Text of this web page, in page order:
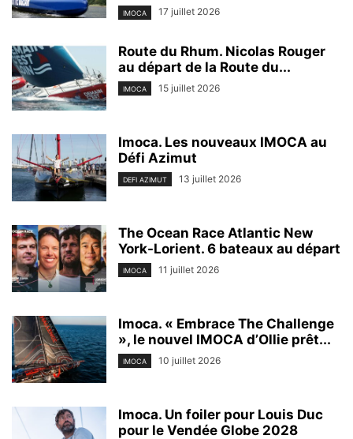
IMOCA 17 juillet 2026
Route du Rhum. Nicolas Rouger
au départ de la Route du...
IMOCA 15 juillet 2026
Imoca. Les nouveaux IMOCA au
Défi Azimut
DEFI AZIMUT 13 juillet 2026
The Ocean Race Atlantic New
York-Lorient. 6 bateaux au départ
IMOCA 11 juillet 2026
Imoca. « Embrace The Challenge
», le nouvel IMOCA d’Ollie prêt...
IMOCA 10 juillet 2026
Imoca. Un foiler pour Louis Duc
pour le Vendée Globe 2028